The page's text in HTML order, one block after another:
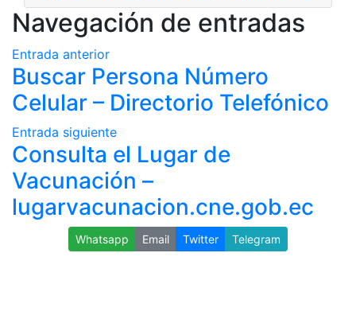
Navegación de entradas
Entrada anterior
Buscar Persona Número
Celular – Directorio Telefónico
Entrada siguiente
Consulta el Lugar de
Vacunación –
lugarvacunacion.cne.gob.ec
Whatsapp Email Twitter Telegram